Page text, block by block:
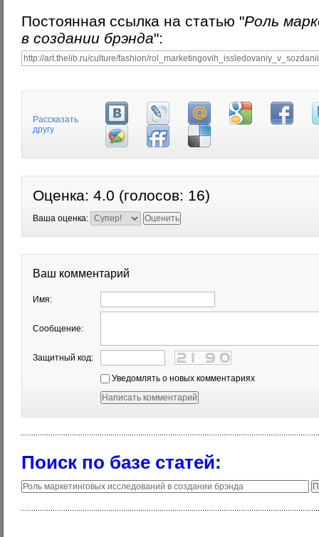
Постоянная ссылка на статью "Роль
в создании брэнда":
Рассказать
другу
Оценка: 4.0 (голосов: 16)
Ваша оценка:
Ваш комментарий
Имя:
Сообщение:
Защитный код:
Уведомлять о новых комментариях
Поиск по базе статей: